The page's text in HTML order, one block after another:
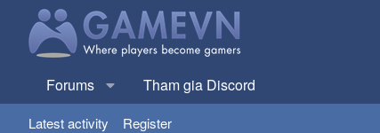
Forums Tham gia Discord
Latest activity Register